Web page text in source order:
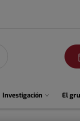
Investigación El